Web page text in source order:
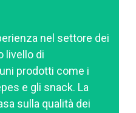
nel settore dei
livello di
prodotti come i
e gli snack. La
sulla qualità dei